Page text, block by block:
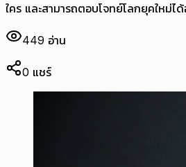
ใคร และสามารถตอบโจทย์โลกยุคใหม่ไ
449 อ่าน
0 แชร์